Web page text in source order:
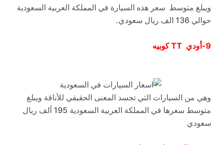
ويبلغ متوسط سعر هذه السيارة في المملكة العربية السعودية
حوالي 136 الف ريال سعودي.
9- أودي TTكوبيه
وهي من السيارات التي تجسد المعنى الحقيقي للأناقة ويبلغ
متوسط سعرها في المملكة العربية السعودية 195 ألف ريال
سعودي